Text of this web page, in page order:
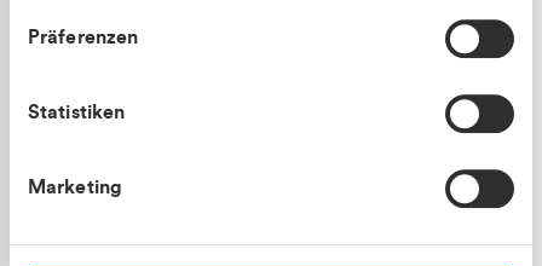
Präferenzen
Statistiken
Marketing